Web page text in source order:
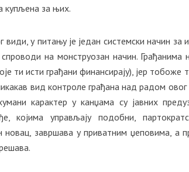
купљена за њих.
у питању је један системски начин за
на монструозан начин. Грађанима
ти исти грађани финансирају), јер
вид контроле грађана над радом овог
карактер у канџама су јавних
којима управљају подобни,
новац, завршава у приватним џеповима, а